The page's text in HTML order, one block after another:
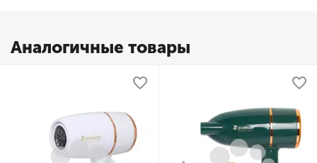
Аналогичные товары